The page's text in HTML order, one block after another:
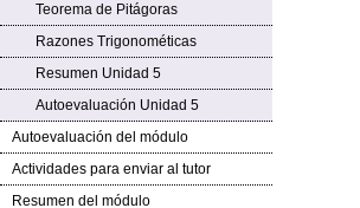
Teorema de Pitágoras
Razones Trigonométicas
Resumen Unidad 5
Autoevaluación Unidad 5
Autoevaluación del módulo
Actividades para enviar al tutor
Resumen del módulo